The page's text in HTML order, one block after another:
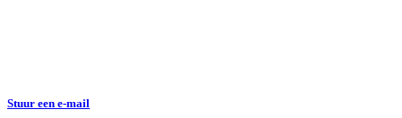
Stuur een e-mail